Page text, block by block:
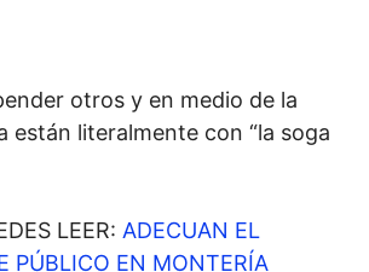
otros y en medio de la
están literalmente con “la soga
LEER: ADECUAN EL
PÚBLICO EN MONTERÍA